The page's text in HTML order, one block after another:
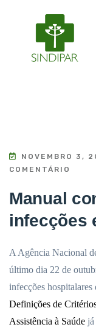
NOVEMBRO 3,
COMENTÁRIO
Manual
infecções
A Agência Nacional
último dia 22 de
infecções hospitalares
Definições de
Assistência à Saúde já